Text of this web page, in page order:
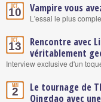
Oct.
10 Vampire vous
L'essai le plus
Oct.
13
Rencontre avec
véritablement
Interview exclusive d'un
Mai
2
Le tournage de
Qingdao avec